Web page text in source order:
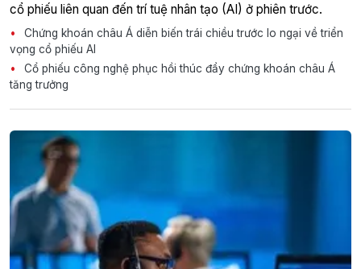
cổ phiếu liên quan đến trí tuệ nhân tạo (AI) ở phiên trước.
Chứng khoán châu Á diễn biến trái chiều trước lo ngại về triển
vọng cổ phiếu AI
Cổ phiếu công nghệ phục hồi thúc đẩy chứng khoán châu Á
tăng trưởng